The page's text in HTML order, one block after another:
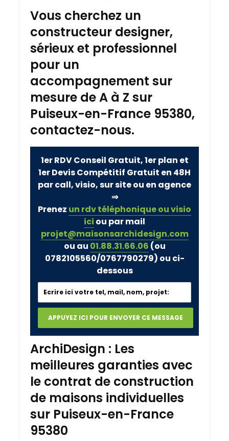
Vous cherchez un
constructeur designer,
sérieux et professionnel
pour un
accompagnement sur
mesure de A à Z sur
Puiseux-en-France 95380,
contactez-nous.
1er RDV Conseil Gratuit, 1er plan et
1er Devis Compétitif Gratuit en 48H
par call, visio, sur site ou en agence
⇒
Prenez un rdv téléphonique ou visio
ici ou par mail
projet@maisonsarchidesign.com
ou au 01.88.31.66.06 (ou
0782105560/0767790279) ou ci-
dessous
ArchiDesign : Les
meilleures garanties avec
le contrat de construction
de maisons individuelles
sur Puiseux-en-France
95380